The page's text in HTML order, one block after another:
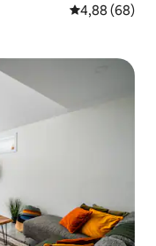
Gemiddelde
4,88 (68)